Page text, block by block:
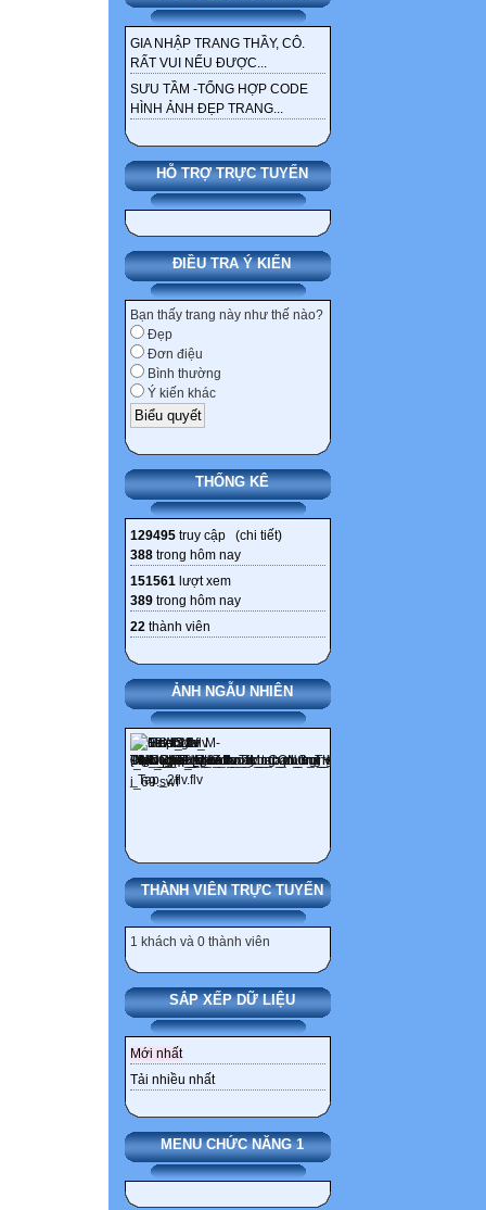
GIA NHẬP TRANG THẦY, CÔ.
RẤT VUI NẾU ĐƯỢC...
SƯU TẦM -TỔNG HỢP CODE
HÌNH ẢNH ĐẸP TRANG...
HỖ TRỢ TRỰC TUYẾN
ĐIỀU TRA Ý KIẾN
Bạn thấy trang này như thế nào?
Đẹp
Đơn điệu
Bình thường
Ý kiến khác
THỐNG KÊ
129495 truy cập (chi tiết)
388 trong hôm nay
151561 lượt xem
389 trong hôm nay
22 thành viên
ẢNH NGẪU NHIÊN
THÀNH VIÊN TRỰC TUYẾN
1 khách và 0 thành viên
SẮP XẾP DỮ LIỆU
Mới nhất
Tải nhiều nhất
MENU CHỨC NĂNG 1